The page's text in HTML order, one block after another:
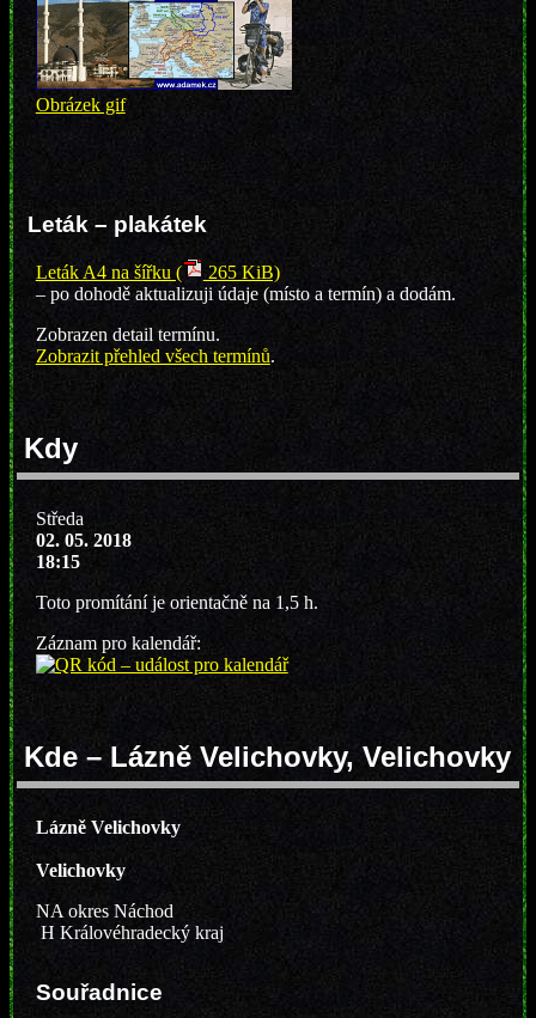
Obrázek gif
Leták – plakátek
Leták A4 na šířku (
265 KiB)
– po dohodě aktualizuji údaje (místo a termín) a dodám.
Zobrazen detail termínu.
Zobrazit přehled všech termínů.
Kdy
Středa
02. 05. 2018
18:15
Toto promítání je orientačně na 1,5 h.
Záznam pro kalendář:
Kde – Lázně Velichovky, Velichovky
Lázně Velichovky
Velichovky
NA okres Náchod
H Královéhradecký kraj
Souřadnice